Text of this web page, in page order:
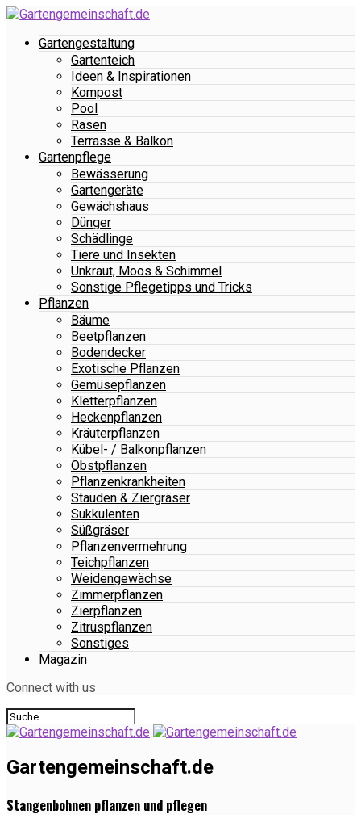
Gartengestaltung
Gartenteich
Ideen & Inspirationen
Kompost
Pool
Rasen
Terrasse & Balkon
Gartenpflege
Bewässerung
Gartengeräte
Gewächshaus
Dünger
Schädlinge
Tiere und Insekten
Unkraut, Moos & Schimmel
Sonstige Pflegetipps und Tricks
Pflanzen
Bäume
Beetpflanzen
Bodendecker
Exotische Pflanzen
Gemüsepflanzen
Kletterpflanzen
Heckenpflanzen
Kräuterpflanzen
Kübel- / Balkonpflanzen
Obstpflanzen
Pflanzenkrankheiten
Stauden & Ziergräser
Sukkulenten
Süßgräser
Pflanzenvermehrung
Teichpflanzen
Weidengewächse
Zimmerpflanzen
Zierpflanzen
Zitruspflanzen
Sonstiges
Magazin
Connect with us
Gartengemeinschaft.de
Stangenbohnen pflanzen und pflegen